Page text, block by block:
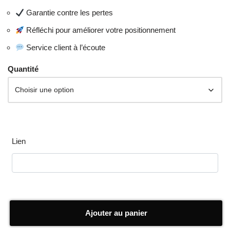
Garantie contre les pertes
Réfléchi pour améliorer votre positionnement
Service client à l’écoute
Quantité
Lien
Ajouter au panier